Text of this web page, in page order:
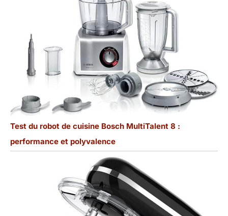
Test du robot de cuisine Bosch MultiTalent 8 :
performance et polyvalence